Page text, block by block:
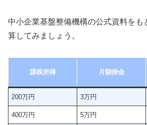
中小企業基盤整備機構の公式資料をも
算してみましょう。
課税所得 月額掛金
200万円 3万円
400万円 5万円